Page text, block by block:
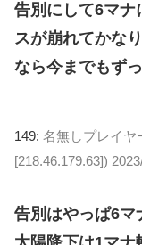
告別にして6マナ
スが崩れてかな
なら今までもず
149: 名無しプレイヤ
[218.46.179.63])
告別はやっぱ6マ